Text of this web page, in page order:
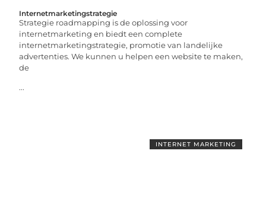
Internetmarketingstrategie
Strategie roadmapping is de oplossing voor
internetmarketing en biedt een complete
internetmarketingstrategie, promotie van landelijke
advertenties. We kunnen u helpen een website te maken,
de
...
INTERNET MARKETING